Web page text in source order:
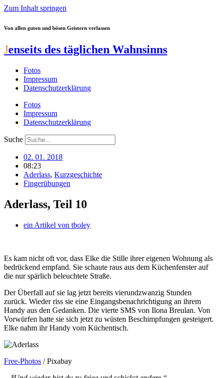
Zum Inhalt springen
Von allen guten und bösen Geistern verlassen
Jenseits des täglichen Wahnsinns
Fotos
Impressum
Datenschutzerklärung
Fotos
Impressum
Datenschutzerklärung
Suche
02. 01. 2018
08:23
Aderlass, Kurzgeschichte
Fingerübungen
Aderlass, Teil 10
ein Artikel von tboley
Es kam nicht oft vor, dass Elke die Stille ihrer eigenen Wohnung als
bedrückend empfand. Sie schaute raus aus dem Küchenfenster auf
die nur spärlich beleuchtete Straße.
Der Überfall auf sie lag jetzt bereits vierundzwanzig Stunden
zurück. Wieder riss sie eine Eingangsbenachrichtigung an ihrem
Handy aus den Gedanken. Die vierte SMS von Ilona Breulan. Von
Vorwürfen hatte sie sich jetzt zu wüsten Beschimpfungen gesteigert.
Elke nahm ihr Handy vom Küchentisch.
Free-Photos / Pixabay